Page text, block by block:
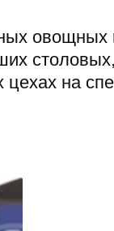
овощных
на